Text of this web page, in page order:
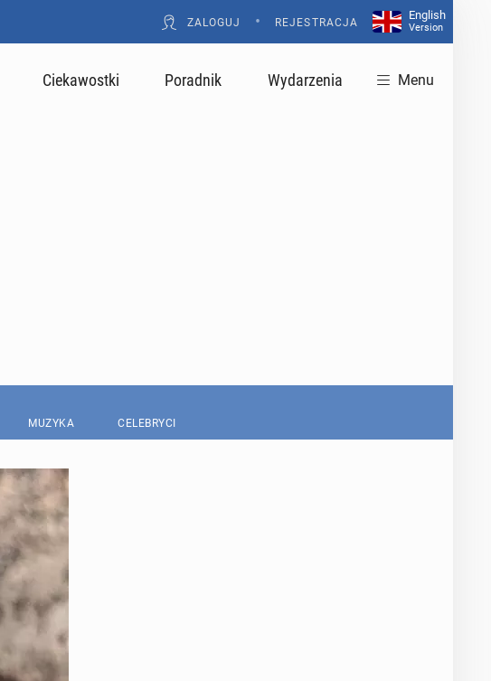
ZALOGUJ • REJESTRACJA
English
Version
Ciekawostki Poradnik Wydarzenia Menu
MUZYKA CELEBRYCI